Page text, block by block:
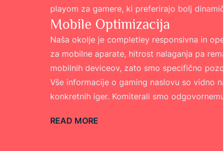
playom za gamere, ki preferirajo bolj
Mobile Optimizacija
Naša okolje je completley responsivna in
za mobilne aparate, hitrost nalaganja pa
mobilnih deviceov, zato smo specifično
Vše informacije o gaming naslovu so vidno
konkretnih iger. Komiterali smo
READ MORE